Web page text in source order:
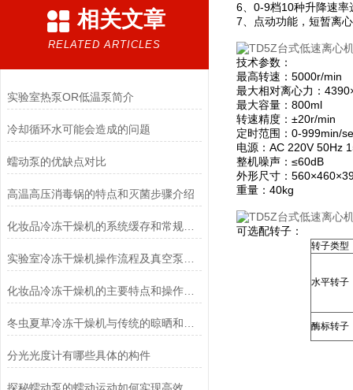
相关文章
RELATED ARTICLES
实验室热泵OR低温泵简介
冷却循环水可能会造成的问题
蠕动泵的优缺点对比
高温高压消毒锅的特点和灭菌步骤介绍
化妆品冷冻干燥机的系统缓存和常规冻干方法的优点
化妆品冷冻干燥机的主要特点和操作管理方法介绍
分光光度计有哪些具体的构件
6、0-9档10种升降速率
7、点动功能，短暂离
技术参数：
最高转速：5000r/min
最大相对离心力：
最大容量：800ml
转速精度：±20r/min
定时范围：0-999min/
电源：AC 220V 50Hz
整机噪声：≤60dB
外形尺寸：
重量：40kg
可选配转子：
转子类型
水平转子
酶标转子